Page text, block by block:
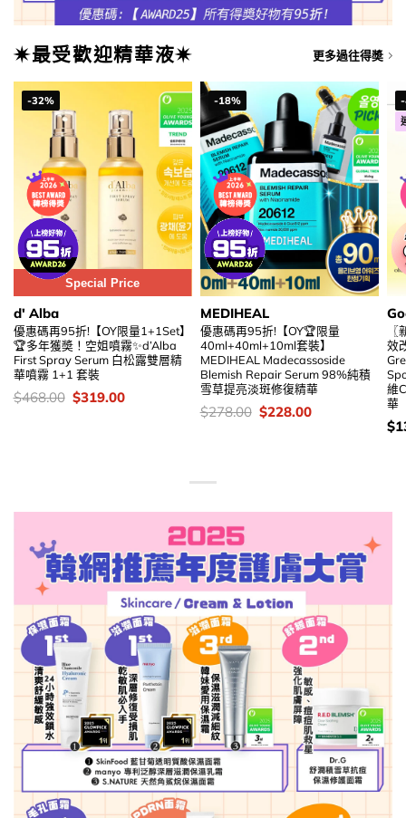
✷最受歡迎精華液✷ 更多過往得奬
-32%
Special Price
d' Alba
優惠碼再95折!【OY限量1+1Set】
🏆多年獲奬！空姐噴霧✨d’Alba
First Spray Serum 白松露雙層精
華噴霧 1+1 套裝
價
錢：
$468.00 Original
price
$319.00Current
-18%
MEDIHEAL
優惠碼再95折!【OY🏆限量
40ml+40ml+10ml套裝】
MEDIHEAL Madecassoside
Blemish Repair Serum 98%純積
雪草提亮淡斑修復精華
價
錢：
$278.00 Original
price
$228.00Current
效
維
華
價
錢
$